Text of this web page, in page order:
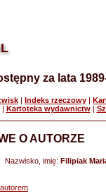
za lata
| Indeks rzeczowy |
| Kartoteka wydawnictw|
O AUTORZE
Nazwisko, imię: Filipiak